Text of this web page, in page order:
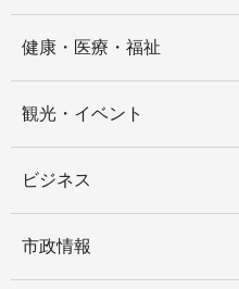
健康・医療・福祉
観光・イベント
ビジネス
市政情報